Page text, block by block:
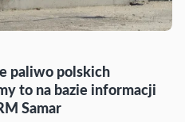
paliwo polskich
to na bazie informacji
Samar